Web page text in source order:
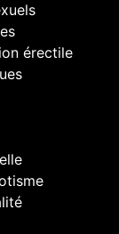
érectile